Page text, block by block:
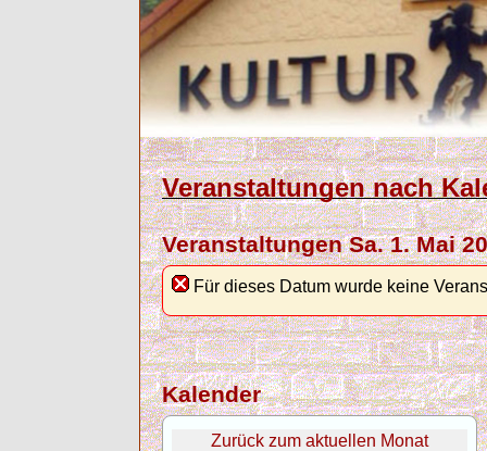
Veranstaltungen nach
Veranstaltungen Sa. 1. Mai
Für dieses Datum wurde keine
Kalender
Zurück zum aktuellen Monat